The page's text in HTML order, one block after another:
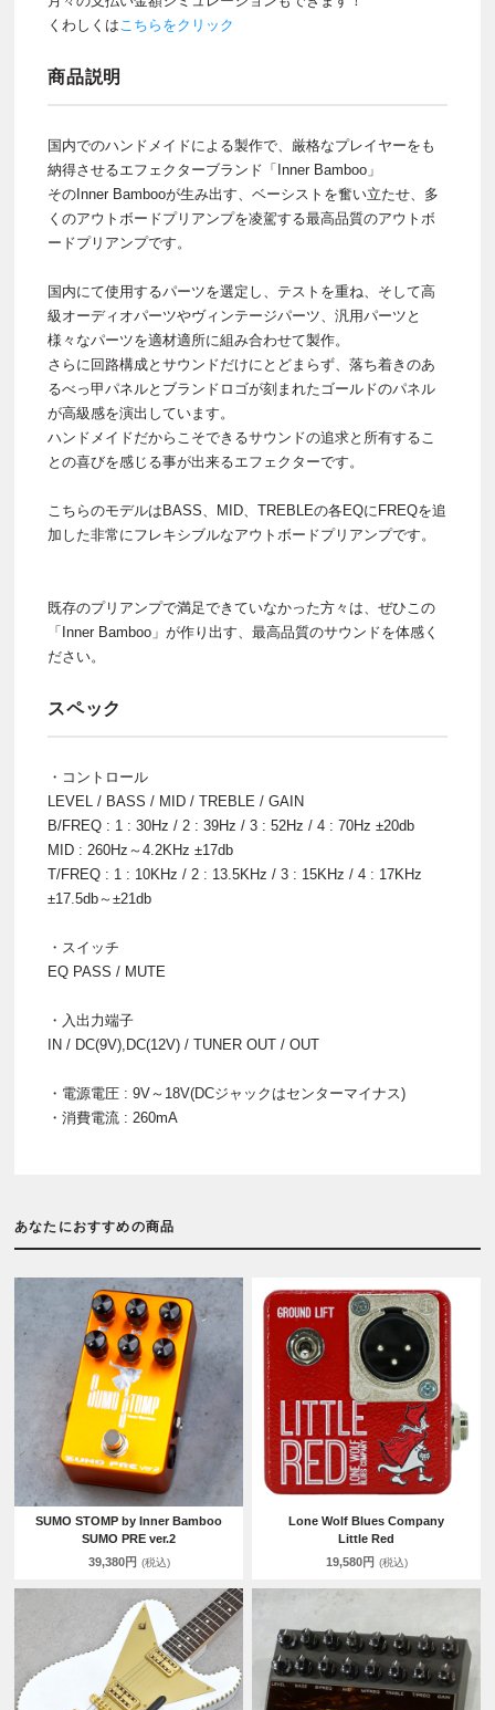
くわしくは こちらをクリック
商品説明
国内でのハンドメイドによる製作で、厳格なプレイヤーをも
納得させるエフェクターブランド「Inner Bamboo」
そのInner Bambooが生み出す、ベーシストを奮い立たせ、多
くのアウトボードプリアンプを凌駕する最高品質のアウトボ
ードプリアンプです。
国内にて使用するパーツを選定し、テストを重ね、そして高
級オーディオパーツやヴィンテージパーツ、汎用パーツと
様々なパーツを適材適所に組み合わせて製作。
さらに回路構成とサウンドだけにとどまらず、落ち着きのあ
るべっ甲パネルとブランドロゴが刻まれたゴールドのパネル
が高級感を演出しています。
ハンドメイドだからこそできるサウンドの追求と所有するこ
との喜びを感じる事が出来るエフェクターです。
こちらのモデルはBASS、MID、TREBLEの各EQにFREQを追
加した非常にフレキシブルなアウトボードプリアンプです。
既存のプリアンプで満足できていなかった方々は、ぜひこの
「Inner Bamboo」が作り出す、最高品質のサウンドを体感く
ださい。
スペック
・コントロール
LEVEL / BASS / MID / TREBLE / GAIN
B/FREQ : 1 : 30Hz / 2 : 39Hz / 3 : 52Hz / 4 : 70Hz ±20db
MID : 260Hz～4.2KHz ±17db
T/FREQ : 1 : 10KHz / 2 : 13.5KHz / 3 : 15KHz / 4 : 17KHz
±17.5db～±21db
・スイッチ
EQ PASS / MUTE
・入出力端子
IN / DC(9V),DC(12V) / TUNER OUT / OUT
・電源電圧 : 9V～18V(DCジャックはセンターマイナス)
・消費電流 : 260mA
あなたにおすすめの商品
SUMO STOMP by Inner Bamboo
SUMO PRE ver.2
39,380円 (税込)
Lone Wolf Blues Company
Little Red
19,580円 (税込)